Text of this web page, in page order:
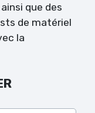
que des
de matériel
la